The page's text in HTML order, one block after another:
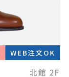
WEB注文OK
北館 2F